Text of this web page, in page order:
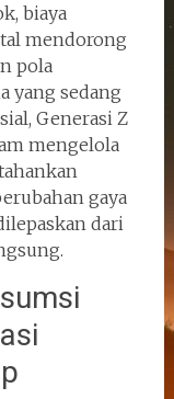
biaya
mendorong
pola
yang sedang
Generasi Z
mengelola
gaya
dari